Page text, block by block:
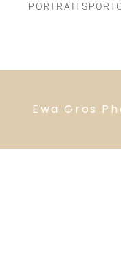
PORTRAITSPORT
Ewa Gros